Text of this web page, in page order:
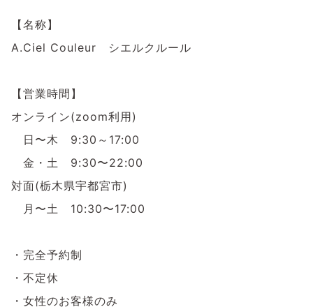
【名称】
A.Ciel Couleur シエルクルール
【営業時間】
オンライン(zoom利用)
日〜木 9:30～17:00
金・土 9:30〜22:00
対面(栃木県宇都宮市)
月〜土 10:30〜17:00
・完全予約制
・不定休
・女性のお客様のみ